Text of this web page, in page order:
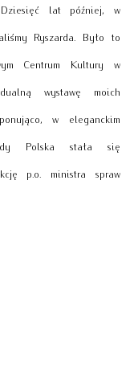
lat później, w
Ryszarda. Było to
Centrum Kultury w
wystawę moich
w eleganckim
Polska stała się
p.o. ministra spraw